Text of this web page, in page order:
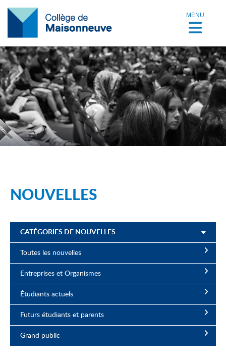
MENU
NOUVELLES
CATÉGORIES DE NOUVELLES
Toutes les nouvelles
Entreprises et Organismes
Étudiants actuels
Futurs étudiants et parents
Grand public